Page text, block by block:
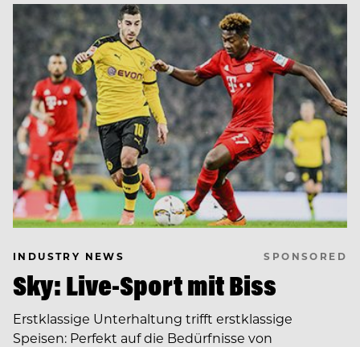
INDUSTRY NEWS SPONSORED
Sky: Live-Sport mit Biss
Erstklassige Unterhaltung trifft erstklassige
Speisen: Perfekt auf die Bedürfnisse von